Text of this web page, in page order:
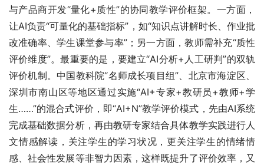
与产品商开发“量化+质性”的协同教学评价框架。一方面，
让AI负责“可量化的基础指标”，如“知识点讲解时长、作业批
改准确率、学生课堂参与率”；另一方面，教师需补充“质性
评价维度”。最重要的是，要建立“AI分析+人工研判”的双轨
评价机制。中国教科院“名师成长项目组”、北京市海淀区、
深圳市南山区等地区通过实施“AI+专家+教研员+教师+学
生……”的混合式评价，即“AI+N”教学评价模式，先由AI系统
完成基础数据分析，再由教研专家结合具体教学实践进行人
文情感解读，关注学生的学习状况，更关注学生的情绪情
感、社会性发展等非智力因素，这样既提升了评价效率，又